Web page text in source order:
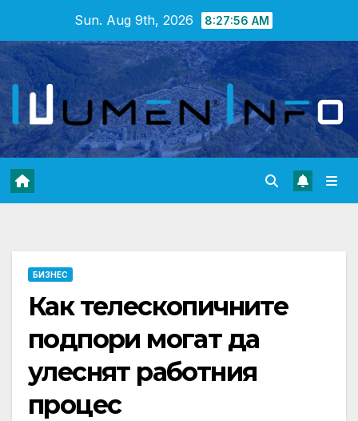
content
Sun. Aug 9th, 2026 8:27:57 AM
БИЗНЕС
Как телескопичните
подпори могат да
улеснят работния
процес